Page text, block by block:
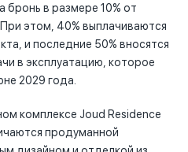
бронь в размере 10% от
этом, 40% выплачиваются
и последние 50% вносятся
в эксплуатацию, которое
2029 года.
комплексе Joud Residence
продуманной